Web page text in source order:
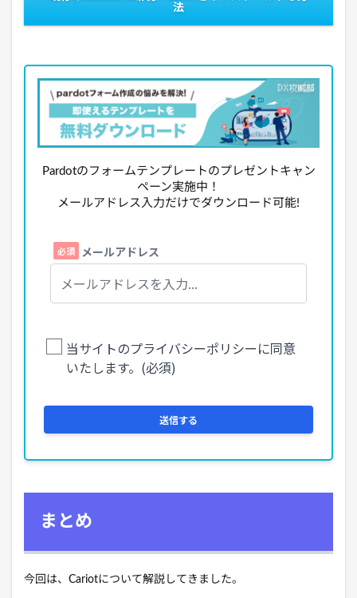
法
Pardotのフォームテンプレートのプレゼントキャン
ペーン実施中！
メールアドレス入力だけでダウンロード可能!
まとめ
今回は、Cariotについて解説してきました。